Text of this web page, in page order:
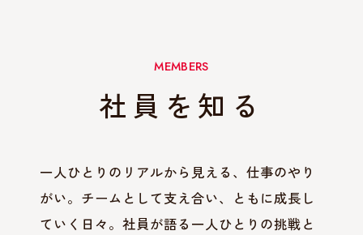
MEMBERS
社員を知る
一人ひとりのリアルから見える、仕事のやり
がい。チームとして支え合い、ともに成長し
ていく日々。社員が語る一人ひとりの挑戦と